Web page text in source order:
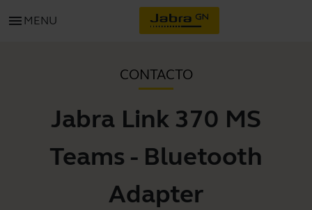
menu MENU
CONTACTO
Jabra Link 370 MS
Teams - Bluetooth
Adapter